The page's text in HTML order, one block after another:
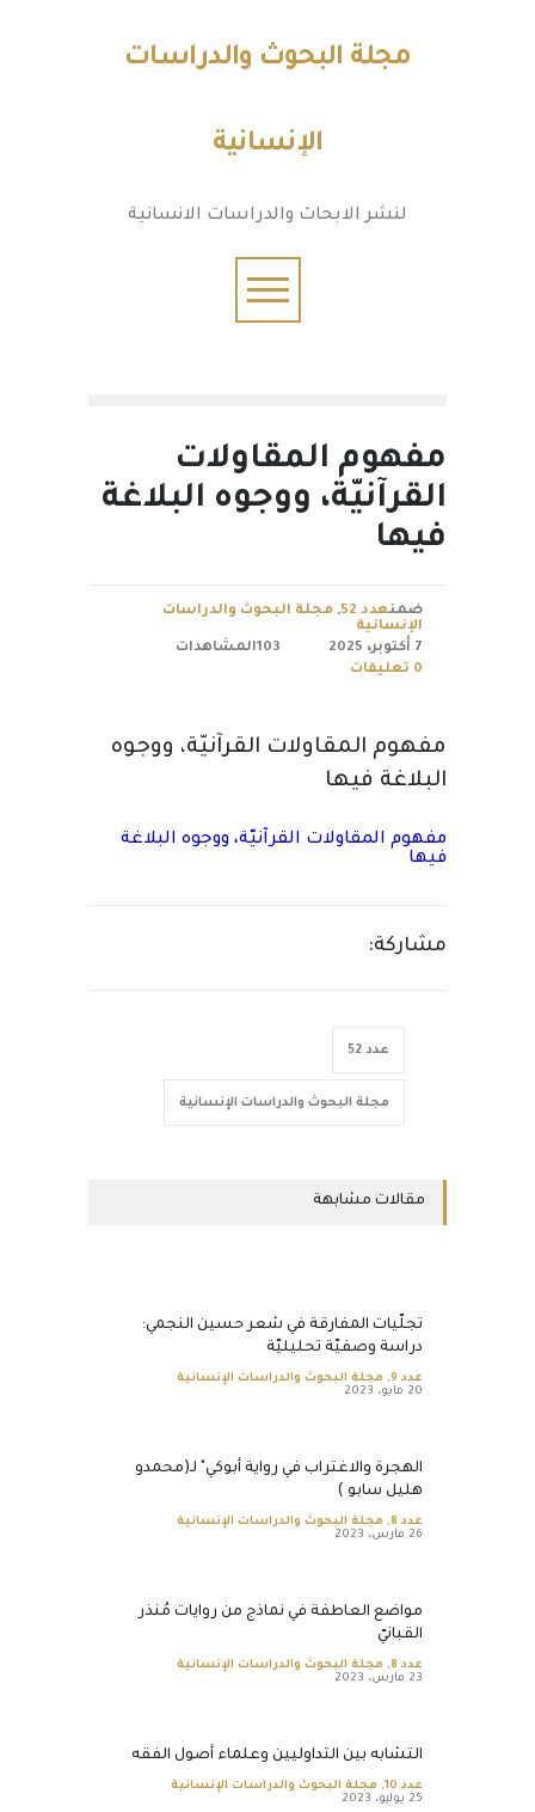
مجلة البحوث والدراسات
الإنسانية
لنشر الابحاث والدراسات الانسانية
مفهوم المقاولات
القرآنيّة، ووجوه البلاغة
فيها
ضمنعدد 52 , مجلة البحوث والدراسات
الإنسانية
7 أكتوبر، 2025
103المشاهدات
0 تعليقات
مفهوم المقاولات القرآنيّة، ووجوه
البلاغة فيها
مفهوم المقاولات القرآنيّة، ووجوه البلاغة
فيها
مشاركة:
عدد 52
مجلة البحوث والدراسات الإنسانية
مقالات مشابهة
تجلّيات المفارقة في شعر حسين النجمي:
دراسة وصفيّة تحليليّة
عدد 9 , مجلة البحوث والدراسات الإنسانية
20 مايو، 2023
الهجرة والاغتراب في رواية أبوكي" لـ(محمدو
هليل سابو )
عدد 8 , مجلة البحوث والدراسات الإنسانية
26 مارس، 2023
مواضع العاطفة في نماذج من روايات مُنذر
القبانيّ
عدد 8 , مجلة البحوث والدراسات الإنسانية
23 مارس، 2023
التشابه بين التداوليين وعلماء أصول الفقه
عدد 10 , مجلة البحوث والدراسات الإنسانية
25 يوليو، 2023